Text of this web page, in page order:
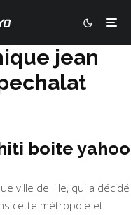
jean
boite yahoo
ville de lille, qui a décidé
cette métropole et